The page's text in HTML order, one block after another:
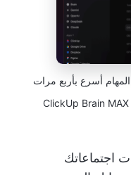
أسرع بأربع مرات
اجتماعاتك